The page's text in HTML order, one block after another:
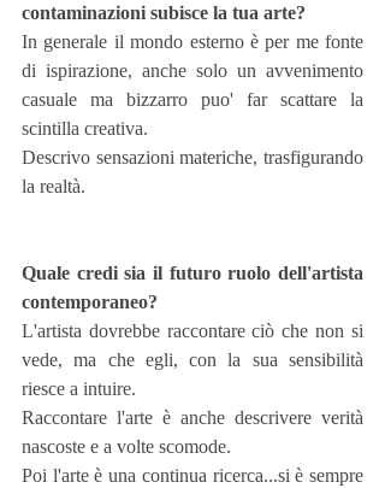
contaminazioni subisce la tua arte?
In generale il mondo esterno è per me fonte
di ispirazione, anche solo un avvenimento
casuale ma bizzarro puo' far scattare la
scintilla creativa.
Descrivo sensazioni materiche, trasfigurando
la realtà.
Quale credi sia il futuro ruolo dell'artista
contemporaneo?
L'artista dovrebbe raccontare ciò che non si
vede, ma che egli, con la sua sensibilità
riesce a intuire.
Raccontare l'arte è anche descrivere verità
nascoste e a volte scomode.
Poi l'arte è una continua ricerca...si è sempre